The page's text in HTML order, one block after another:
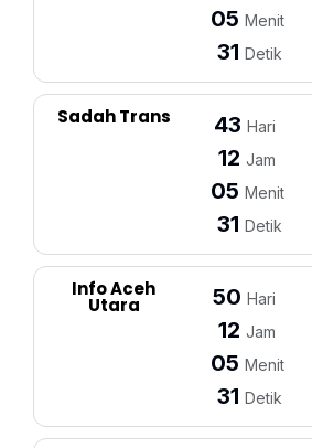
05 Menit
31 Detik
Sadah Trans 43 Hari
12 Jam
05 Menit
31 Detik
Info Aceh
Utara 50 Hari
12 Jam
05 Menit
31 Detik